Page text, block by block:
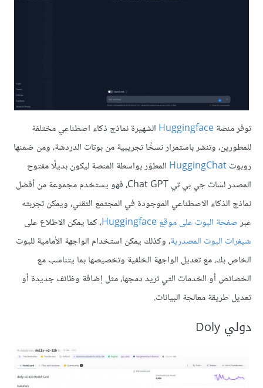
توفر منصةHuggingface الشهيرة نماذج ذكاء اصطناعي مختلفة
للمطورين، وتنشر باستمرار نسخًا تجريبية من بوتات الدردشة، ومن ضمنها
روبوتHuggingChat المطوّر بواسطة المنصة ليكون بديلًا مفتوح
المصدر لشات جي بي تي Chat GPT، فهو يستخدم مجموعة من أفضل
نماذج الذكاء الاصطناعي الموجودة في المجتمع التقني، ويمكن تجربته
عبرصفحة البوت على موقع Huggingface
، كما يمكن الاطلاع على
شيفرات البوت المصدرية، وكذلك يمكن استخدام الواجهة الأمامية للبوت
الخاص بك، مع تعديل الواجهة الخلفية وتخصيصها بما يتناسب مع
الخصائص أو الخدمات التي تريد دمجها، مثل إضافة وظائف جديدة أو
تعديل طريقة معالجة البيانات.
دولي Doly